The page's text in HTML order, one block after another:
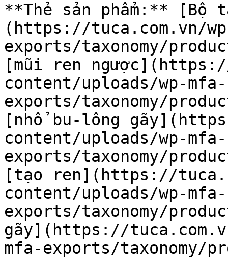
**Thẻ sản phẩm:** [Bộ
(https://tuca.com.vn/
exports/taxonomy/
[mũi ren
content/uploads/wp-mfa-
exports/taxonomy/
[nhổ bu-lông
content/uploads/wp-mfa-
exports/taxonomy/
[tạo ren](https://
content/uploads/wp-mfa-
exports/taxonomy/
gãy](https://
mfa-exports/taxonomy/